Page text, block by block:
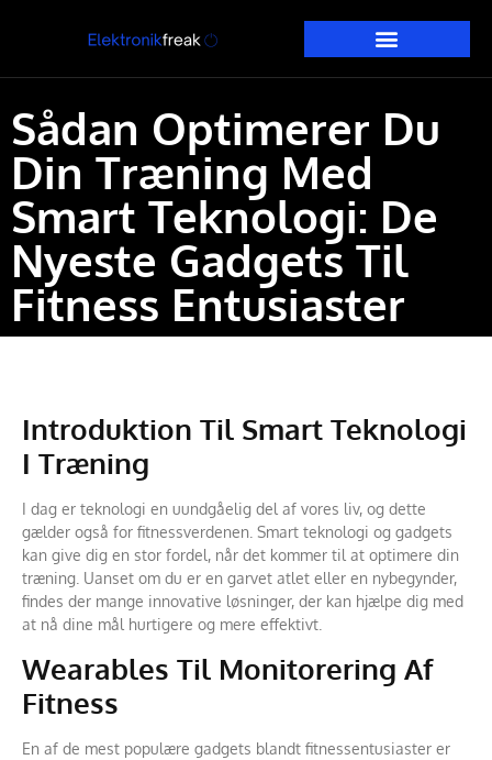
Sådan Optimerer Du
Din Træning Med
Smart Teknologi: De
Nyeste Gadgets Til
Fitness Entusiaster
Introduktion Til Smart Teknologi
I Træning
I dag er teknologi en uundgåelig del af vores liv, og dette
gælder også for fitnessverdenen. Smart teknologi og gadgets
kan give dig en stor fordel, når det kommer til at optimere din
træning. Uanset om du er en garvet atlet eller en nybegynder,
findes der mange innovative løsninger, der kan hjælpe dig med
at nå dine mål hurtigere og mere effektivt.
Wearables Til Monitorering Af
Fitness
En af de mest populære gadgets blandt fitnessentusiaster er